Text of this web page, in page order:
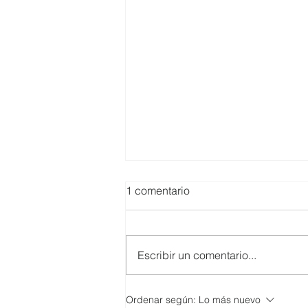
SMARTCO se suma a la
1 comentario
Escribir un comentario...
Ordenar según: Lo más nuevo